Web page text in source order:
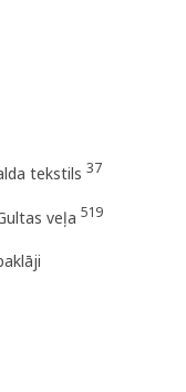
tekstils 37
veļa 519